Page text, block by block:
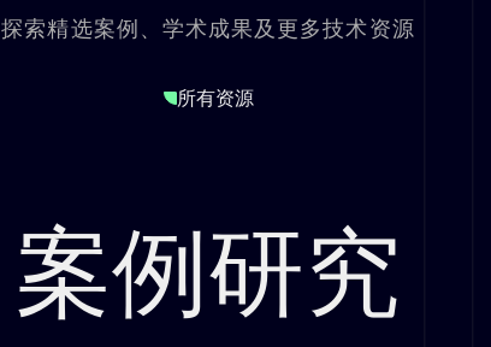
探索精选案例、学术成果及更多技术资源
所有资源
案例研究